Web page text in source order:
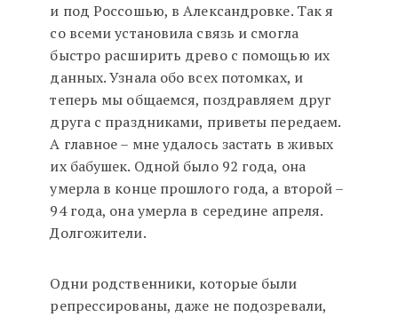
и под Россошью, в Александровке. Так я
со всеми установила связь и смогла
быстро расширить древо с помощью их
данных. Узнала обо всех потомках, и
теперь мы общаемся, поздравляем друг
друга с праздниками, приветы передаем.
А главное – мне удалось застать в живых
их бабушек. Одной было 92 года, она
умерла в конце прошлого года, а второй –
94 года, она умерла в середине апреля.
Долгожители.
Одни родственники, которые были
репрессированы, даже не подозревали,